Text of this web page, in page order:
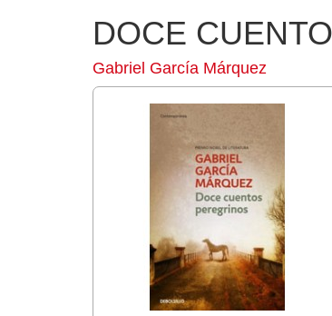
DOCE
Gabriel García Márquez